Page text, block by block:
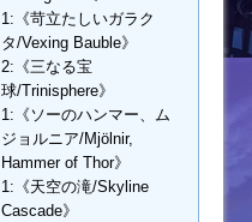
1:《苛立たしいガラク
タ/Vexing Bauble》
2:《三なる宝
球/Trinisphere》
1:《ソーのハンマー、ム
ジョルニア/Mjölnir,
Hammer of Thor》
1:《天空の滝/Skyline
Cascade》